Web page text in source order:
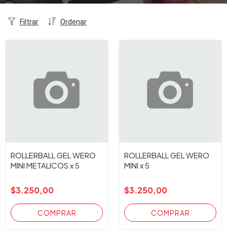
Ordenar
Filtrar
ROLLERBALL GEL WERO
MINI METALICOS x 5
$3.250,00
ROLLERBALL GEL WERO
MINI x 5
$3.250,00